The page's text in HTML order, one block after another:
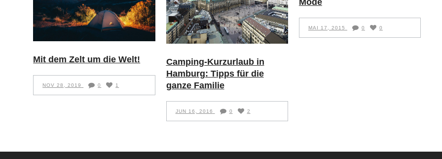
Mit dem Zelt um die Welt!
NOV 28, 2019 0 1
Camping-Kurzurlaub in
Hamburg: Tipps für die
ganze Familie
JUN 16, 2016 0 2
Mode
MAI 17, 2015 0 0